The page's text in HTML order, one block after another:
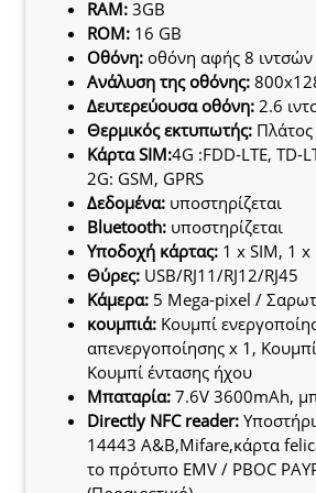
RAM: 3GB
ROM: 16 GB
Οθόνη: οθόνη αφής 8 ιντσών
Ανάλυση της οθόνης:
Δευτερεύουσα οθόνη: 2.6
Θερμικός εκτυπωτής:
Κάρτα SIM:4G :FDD-LTE, TD-
2G: GSM, GPRS
Δεδομένα: υποστηρίζεται
Bluetooth: υποστηρίζεται
Υποδοχή κάρτας: 1 x SIM, 1 x
Θύρες: USB/RJ11/RJ12/RJ45
Κάμερα: 5 Mega-pixel /
κουμπιά: Κουμπί
απενεργοποίησης x 1,
Κουμπί έντασης ήχου
Μπαταρία: 7.6V 3600mAh,
Directly NFC reader:
14443 A&B,Mifare,κάρτα
το πρότυπο EMV / PBOC